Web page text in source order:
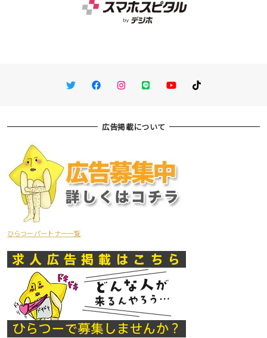
TwitterFacebookInstagram
LINE You TubeTikTok
広告掲載について
ひらつーパートナー一覧